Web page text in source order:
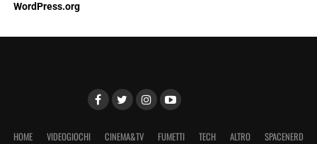
WordPress.org
HOME VIDEOGIOCHI CINEMA&TV FUMETTI TECH ALTRO SPACENERD